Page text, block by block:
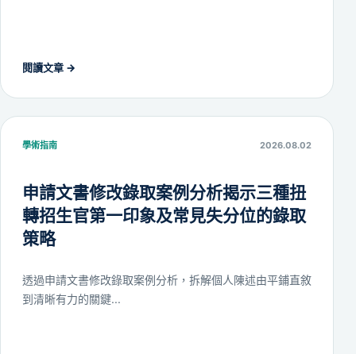
閱讀文章 →
學術指南 2026.08.02
申請文書修改錄取案例分析揭示三種扭
轉招生官第一印象及常見失分位的錄取
策略
透過申請文書修改錄取案例分析，拆解個人陳述由平鋪直敘
到清晰有力的關鍵...